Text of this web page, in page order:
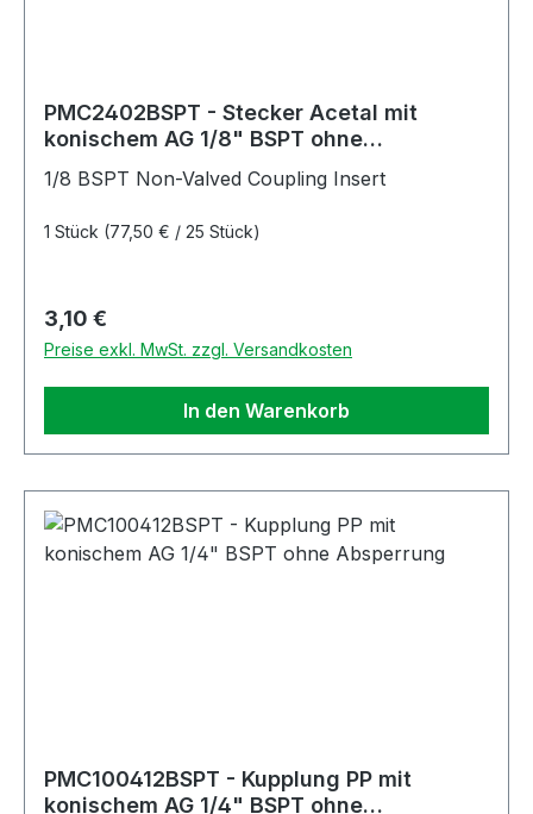
PMC2402BSPT - Stecker Acetal mit
konischem AG 1/8" BSPT ohne
1/8 BSPT Non-Valved Coupling Insert
1 Stück (77,50 € / 25 Stück)
Regulärer Preis:
3,10 €
Preise exkl. MwSt. zzgl. Versandkosten
In den Warenkorb
PMC100412BSPT - Kupplung PP mit
konischem AG 1/4" BSPT ohne